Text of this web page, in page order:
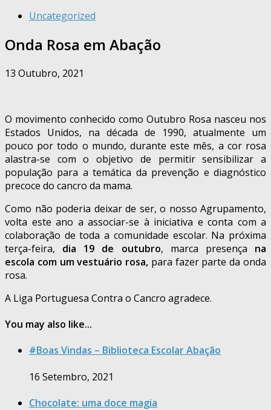
Uncategorized
Onda Rosa em Abação
13 Outubro, 2021
O movimento conhecido como Outubro Rosa nasceu nos
Estados Unidos, na década de 1990, atualmente um
pouco por todo o mundo, durante este mês, a cor rosa
alastra-se com o objetivo de permitir sensibilizar a
população para a temática da prevenção e diagnóstico
precoce do cancro da mama.
Como não poderia deixar de ser, o nosso Agrupamento,
volta este ano a associar-se à iniciativa e conta com a
colaboração de toda a comunidade escolar. Na próxima
terça-feira, dia 19 de outubro, marca presença na
escola com um vestuário rosa, para fazer parte da onda
rosa.
A Liga Portuguesa Contra o Cancro agradece.
You may also like...
#Boas Vindas – Biblioteca Escolar Abação
16 Setembro, 2021
Chocolate: uma doce magia